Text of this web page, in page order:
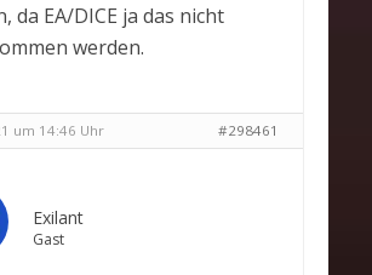
da EA/DICE ja das nicht
werden.
um 14:46 Uhr #298461
Exilant
Gast